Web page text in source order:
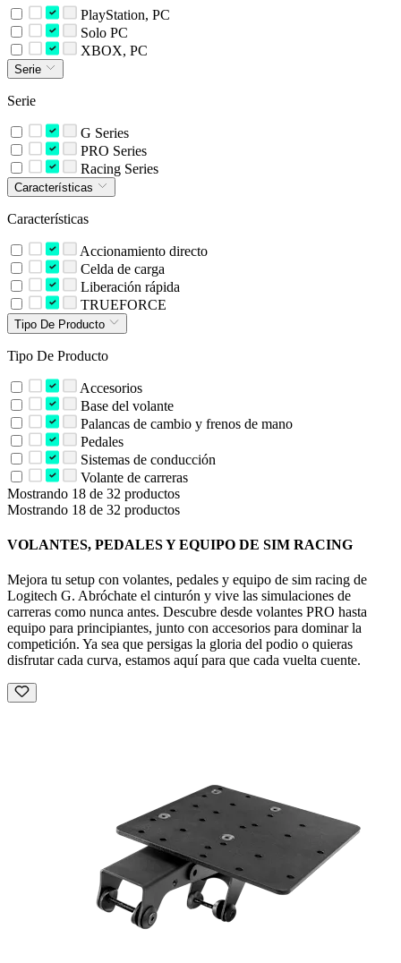
PlayStation, PC
Solo PC
XBOX, PC
Serie
Serie
G Series
PRO Series
Racing Series
Características
Características
Accionamiento directo
Celda de carga
Liberación rápida
TRUEFORCE
Tipo De Producto
Tipo De Producto
Accesorios
Base del volante
Palancas de cambio y frenos de mano
Pedales
Sistemas de conducción
Volante de carreras
Mostrando 18 de 32 productos
Mostrando 18 de 32 productos
VOLANTES, PEDALES Y EQUIPO DE SIM RACING
Mejora tu setup con volantes, pedales y equipo de sim racing de
Logitech G. Abróchate el cinturón y vive las simulaciones de
carreras como nunca antes. Descubre desde volantes PRO hasta
equipo para principiantes, junto con accesorios para dominar la
competición. Ya sea que persigas la gloria del podio o quieras
disfrutar cada curva, estamos aquí para que cada vuelta cuente.